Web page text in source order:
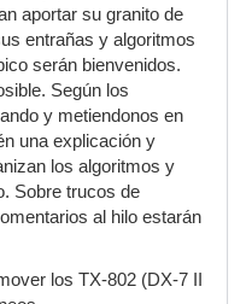
aportar su granito de
entrañas y algoritmos
serán bienvenidos.
Según los
y metiendonos en
una explicación y
los algoritmos y
Sobre trucos de
al hilo estarán
los TX-802 (DX-7 II